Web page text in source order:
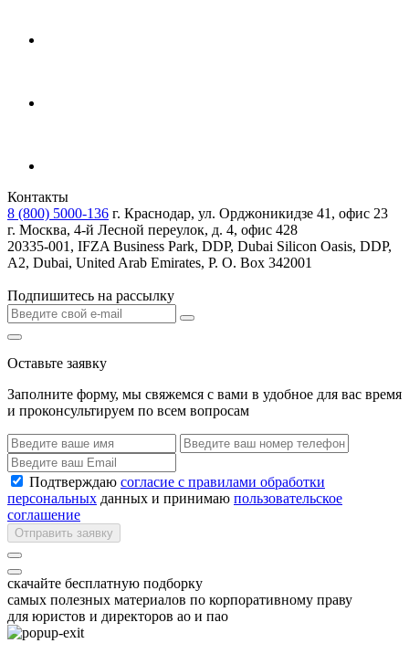
Контакты
8 (800) 5000-136 г. Краснодар, ул. Орджоникидзе 41, офис 23
г. Москва, 4-й Лесной переулок, д. 4, офис 428
20335-001, IFZA Business Park, DDP, Dubai Silicon Oasis, DDP,
A2, Dubai, United Arab Emirates, P. O. Box 342001
Подпишитесь на рассылку
Оставьте заявку
Заполните форму, мы свяжемся с вами в удобное для вас время
и проконсультируем по всем вопросам
Подтверждаю согласие с правилами обработки
персональных данных и принимаю пользовательское
соглашение
Отправить заявку
скачайте бесплатную подборку
самых полезных материалов по корпоративному праву
для юристов и директоров ао и пао